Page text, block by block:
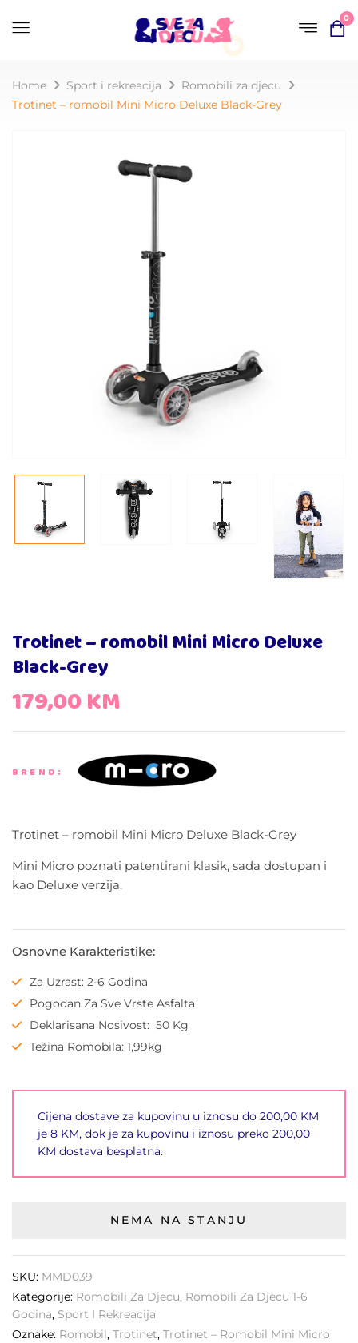
0
Home Sport i rekreacija
Romobili za djecu
Trotinet – romobil Mini Micro Deluxe Black-Grey
Trotinet – romobil Mini Micro Deluxe
Black-Grey
179,00KM
BREND:
Trotinet – romobil Mini Micro Deluxe Black-Grey
Mini Micro poznati patentirani klasik, sada dostupan i
kao Deluxe verzija.
Osnovne Karakteristike:
Za Uzrast: 2-6 Godina
Pogodan Za Sve Vrste Asfalta
Deklarisana Nosivost: 50 Kg
Težina Romobila: 1,99kg
Cijena dostave za kupovinu u iznosu do 200,00 KM
je 8 KM, dok je za kupovinu i iznosu preko 200,00
KM dostava besplatna.
NEMA NA STANJU
SKU: MMD039
Kategorije: Romobili Za Djecu, Romobili Za Djecu 1-6
Godina, Sport I Rekreacija
Oznake: Romobil, Trotinet, Trotinet – Romobil Mini Micro